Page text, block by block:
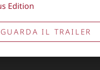
Edition
GUARDA IL TRAILER